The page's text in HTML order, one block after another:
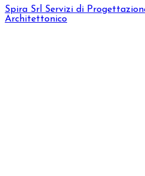
Spira Srl
Servizi di
Architettonico